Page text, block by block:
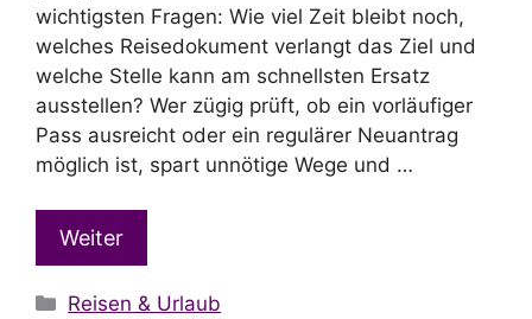
wichtigsten Fragen: Wie viel Zeit bleibt noch,
welches Reisedokument verlangt das Ziel und
welche Stelle kann am schnellsten Ersatz
ausstellen? Wer zügig prüft, ob ein vorläufiger
Pass ausreicht oder ein regulärer Neuantrag
möglich ist, spart unnötige Wege und …
Weiter
Kategorien
Reisen & Urlaub